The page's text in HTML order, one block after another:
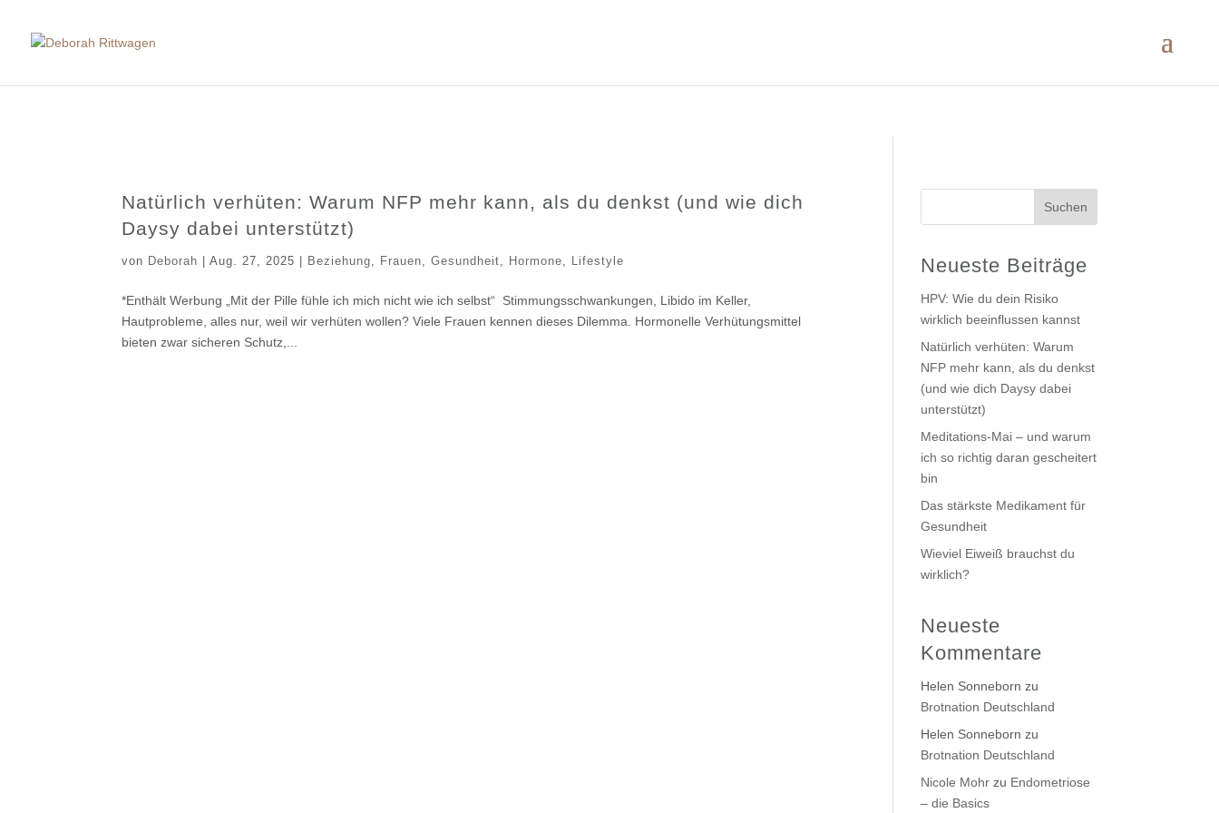
Natürlich verhüten: Warum NFP mehr kann, als du denkst (und wie dich
Daysy dabei unterstützt)
von Deborah |Aug. 27, 2025 Beziehung, Frauen,Gesundheit, Hormone, Lifestyle
*Enthält Werbung „Mit der Pille fühle ich mich nicht wie ich selbst“ Stimmungsschwankungen, Libido im Keller,
Hautprobleme, alles nur, weil wir verhüten wollen? Viele Frauen kennen dieses Dilemma. Hormonelle Verhütungsmittel
bieten zwar sicheren Schutz,...
Suchen
Neueste Beiträge
HPV: Wie du dein Risiko
wirklich beeinflussen kannst
Natürlich verhüten: Warum
NFP mehr kann, als du denkst
(und wie dich Daysy dabei
unterstützt)
Meditations-Mai – und warum
ich so richtig daran gescheitert
bin
Das stärkste Medikament für
Gesundheit
Wieviel Eiweiß brauchst du
wirklich?
Neueste
Kommentare
Helen Sonneborn zu
Brotnation Deutschland
Helen Sonneborn zu
Brotnation Deutschland
Nicole Mohr zu Endometriose
– die Basics